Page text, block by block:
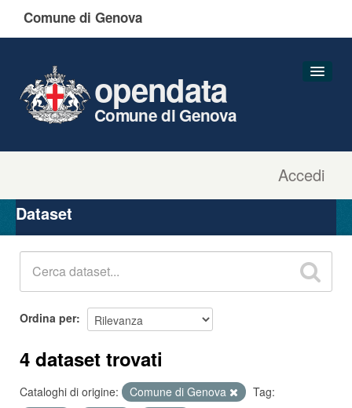
Comune di Genova
Accedi
opendata
Comune di Genova
Organizzazioni
Gruppi
Dataset
Ordina per
4 dataset trovati
Cataloghi di origine: Comune di Genova
Tag: